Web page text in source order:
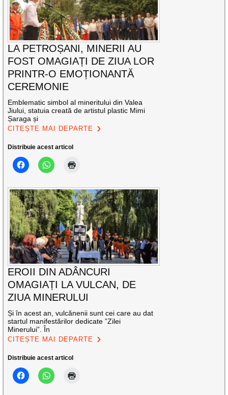
LA PETROȘANI, MINERII AU
FOST OMAGIAȚI DE ZIUA LOR
PRINTR-O EMOȚIONANTĂ
CEREMONIE
Emblematic simbol al mineritului din Valea
Jiului, statuia creată de artistul plastic Mimi
Șaraga și
CITEȘTE MAI DEPARTE
Distribuie acest articol
EROII DIN ADÂNCURI
OMAGIAȚI LA VULCAN, DE
ZIUA MINERULUI
Și în acest an, vulcănenii sunt cei care au dat
startul manifestărilor dedicate ”Zilei
Minerului”. În
CITEȘTE MAI DEPARTE
Distribuie acest articol